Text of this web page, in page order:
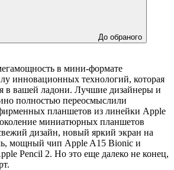
До обраного
в мини-формате
инновационных технологий, которая
в вашей ладони. Лучшие дизайнеры и
полностью переосмыслили
планшетов из линейки Apple
миниатюрных планшетов
дизайн, новый яркий экран на
мощный чип Apple A15 Bionic и
Pencil 2. Но это еще далеко не конец,